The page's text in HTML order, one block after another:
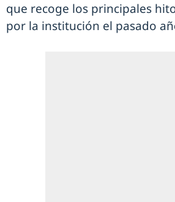
que recoge los principales
por la institución el pasado